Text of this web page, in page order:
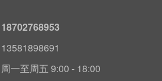
18702768953
13581898691
周一至周五 9:00 - 18:00